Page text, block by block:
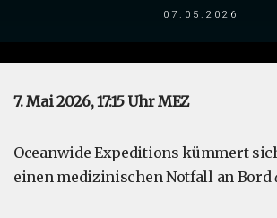
07.05.2026
7. Mai 2026, 17:15 Uhr MEZ
Oceanwide Expeditions kümmert
einen medizinischen Notfall an Bord